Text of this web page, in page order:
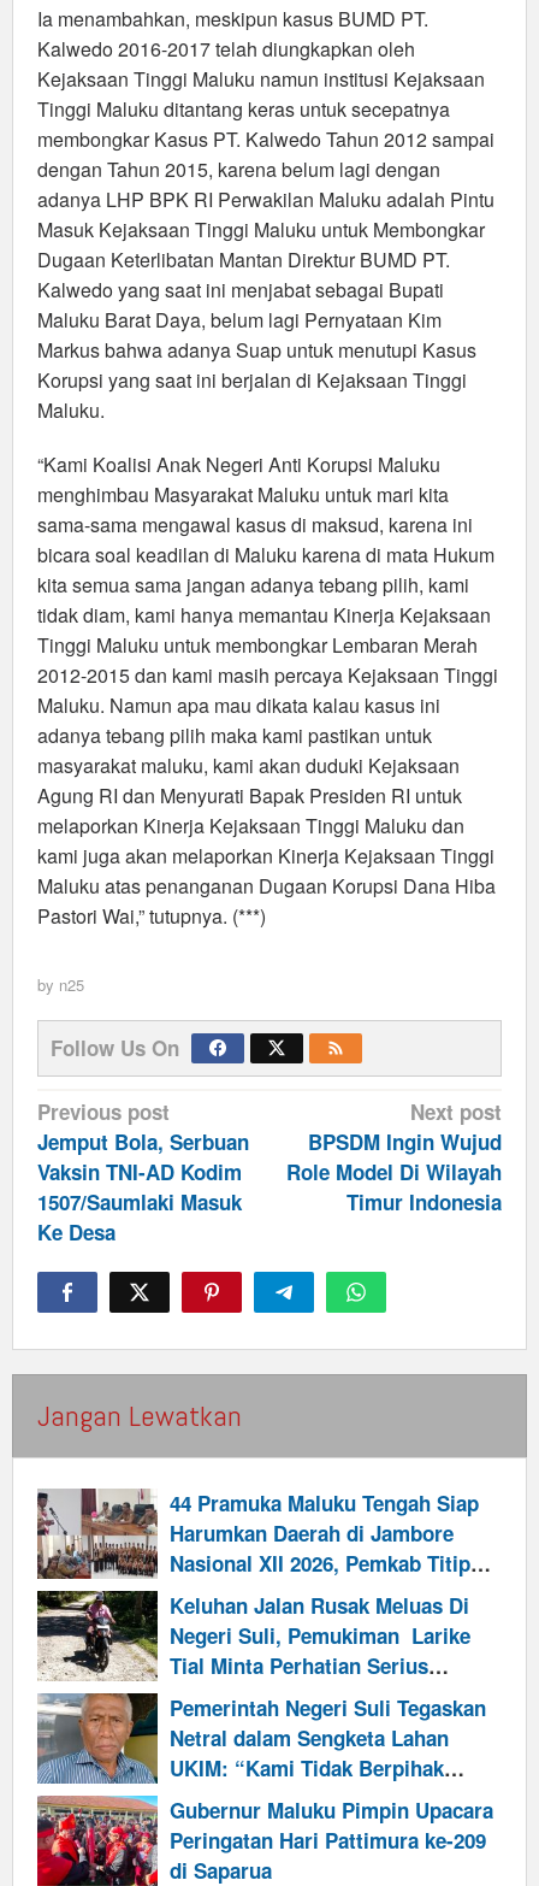
Ia menambahkan, meskipun kasus BUMD PT.
Kalwedo 2016-2017 telah diungkapkan oleh
Kejaksaan Tinggi Maluku namun institusi Kejaksaan
Tinggi Maluku ditantang keras untuk secepatnya
membongkar Kasus PT. Kalwedo Tahun 2012 sampai
dengan Tahun 2015, karena belum lagi dengan
adanya LHP BPK RI Perwakilan Maluku adalah Pintu
Masuk Kejaksaan Tinggi Maluku untuk Membongkar
Dugaan Keterlibatan Mantan Direktur BUMD PT.
Kalwedo yang saat ini menjabat sebagai Bupati
Maluku Barat Daya, belum lagi Pernyataan Kim
Markus bahwa adanya Suap untuk menutupi Kasus
Korupsi yang saat ini berjalan di Kejaksaan Tinggi
Maluku.
“Kami Koalisi Anak Negeri Anti Korupsi Maluku
menghimbau Masyarakat Maluku untuk mari kita
sama-sama mengawal kasus di maksud, karena ini
bicara soal keadilan di Maluku karena di mata Hukum
kita semua sama jangan adanya tebang pilih, kami
tidak diam, kami hanya memantau Kinerja Kejaksaan
Tinggi Maluku untuk membongkar Lembaran Merah
2012-2015 dan kami masih percaya Kejaksaan Tinggi
Maluku. Namun apa mau dikata kalau kasus ini
adanya tebang pilih maka kami pastikan untuk
masyarakat maluku, kami akan duduki Kejaksaan
Agung RI dan Menyurati Bapak Presiden RI untuk
melaporkan Kinerja Kejaksaan Tinggi Maluku dan
kami juga akan melaporkan Kinerja Kejaksaan Tinggi
Maluku atas penanganan Dugaan Korupsi Dana Hiba
Pastori Wai,” tutupnya. (***)
by n25
Follow Us On
Post
navigation
Previous post
Jemput Bola, Serbuan
Vaksin TNI-AD Kodim
1507/Saumlaki Masuk
Ke Desa
Next post
BPSDM Ingin Wujud
Role Model Di Wilayah
Timur Indonesia
Jangan Lewatkan
44 Pramuka Maluku Tengah Siap
Harumkan Daerah di Jambore
Nasional XII 2026, Pemkab Titip
Misi Cetak Generasi Pemimpin
Keluhan Jalan Rusak Meluas Di
Negeri Suli, Pemukiman Larike
Tial Minta Perhatian Serius
Pemkab Maluku Tengah
Pemerintah Negeri Suli Tegaskan
Netral dalam Sengketa Lahan
UKIM: “Kami Tidak Berpihak
Kepada Siapapun”
Gubernur Maluku Pimpin Upacara
Peringatan Hari Pattimura ke-209
di Saparua